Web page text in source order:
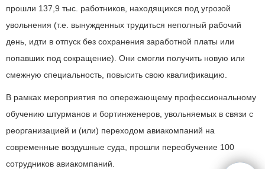
прошли 137,9 тыс. работников, находящихся под угрозой
увольнения (т.е. вынужденных трудиться неполный рабочий
день, идти в отпуск без сохранения заработной платы или
попавших под сокращение). Они смогли получить новую или
смежную специальность, повысить свою квалификацию.
В рамках мероприятия по опережающему профессиональному
обучению штурманов и бортинженеров, увольняемых в связи с
реорганизацией и (или) переходом авиакомпаний на
современные воздушные суда, прошли переобучение 100
сотрудников авиакомпаний.